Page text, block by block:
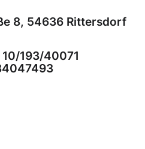
8, 54636 Rittersdorf
193/40071